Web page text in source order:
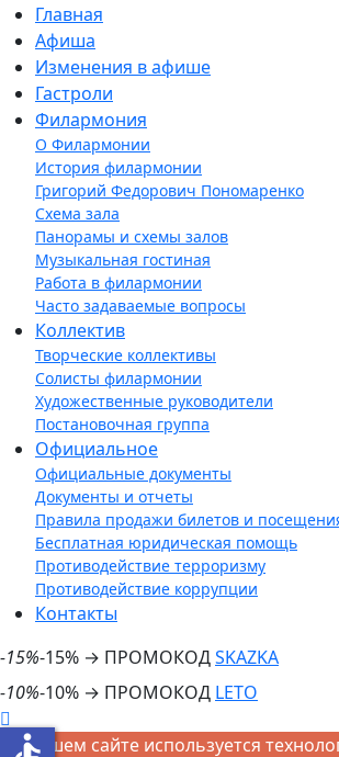
Главная
Афиша
Изменения в афише
Гастроли
Филармония
О Филармонии
История филармонии
Григорий Федорович Пономаренко
Схема зала
Панорамы и схемы залов
Музыкальная гостиная
Работа в филармонии
Часто задаваемые вопросы
Коллектив
Творческие коллективы
Солисты филармонии
Художественные руководители
Постановочная группа
Официальное
Официальные документы
Документы и отчеты
Правила продажи билетов и
Бесплатная юридическая помощь
Противодействие терроризму
Противодействие коррупции
Контакты
-15%-15% → ПРОМОКОДSKAZKA
-10%-10% → ПРОМОКОД LETO
На нашем сайте используется